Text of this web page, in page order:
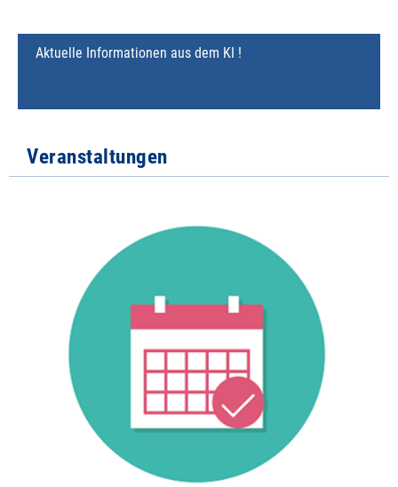
Aktuelle Informationen aus dem KI !
Veranstaltungen